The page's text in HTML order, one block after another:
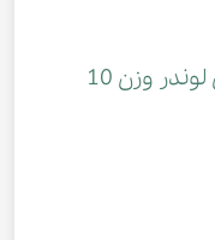
خاک گربه گرانوله شاتوت با اسانس لوندر وزن 10